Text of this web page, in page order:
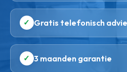
✓ Gratis telefonisch
✓ 3 maanden garantie